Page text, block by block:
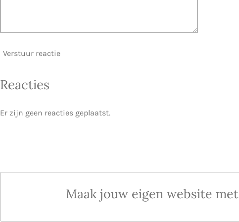
Verstuur reactie
Reacties
Er zijn geen reacties geplaatst.
Maak jouw eigen website met